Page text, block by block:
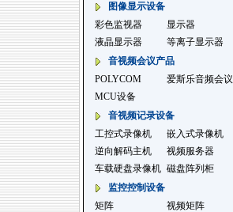
图像显示设备
彩色监视器
显示器
液晶显示器
等离子显示器
音视频会议产品
POLYCOM
爱斯乐音频会议
MCU设备
音视频记录设备
工控式录像机
嵌入式录像机
逆向解码主机
视频服务器
车载硬盘录像机 磁盘阵列柜
监控控制设备
矩阵
视频矩阵